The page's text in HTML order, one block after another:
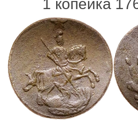
1 копейка